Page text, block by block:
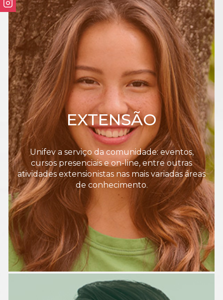
EXTENSÃO
Unifev a serviço da comunidade: eventos,
cursos presenciais e on-line, entre outras
atividades extensionistas nas mais variadas áreas
de conhecimento.